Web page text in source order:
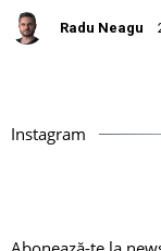
Radu Neagu
Instagram